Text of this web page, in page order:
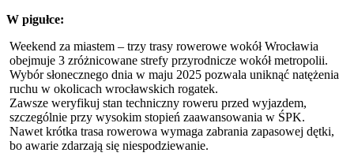
W pigułce:
Weekend za miastem – trzy trasy rowerowe wokół Wrocławia
obejmuje 3 zróżnicowane strefy przyrodnicze wokół metropolii.
Wybór słonecznego dnia w maju 2025 pozwala uniknąć natężenia
ruchu w okolicach wrocławskich rogatek.
Zawsze weryfikuj stan techniczny roweru przed wyjazdem,
szczególnie przy wysokim stopień zaawansowania w ŚPK.
Nawet krótka trasa rowerowa wymaga zabrania zapasowej dętki,
bo awarie zdarzają się niespodziewanie.